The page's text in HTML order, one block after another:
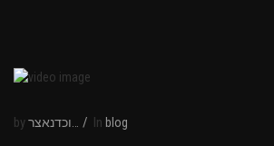
by / In blog